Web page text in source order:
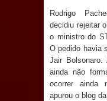
12
para
Rodrigo
decidiu rejeitar
o ministro do
O pedido havia
Jair Bolsonaro.
ainda não
ocorrer ainda
apurou o blog